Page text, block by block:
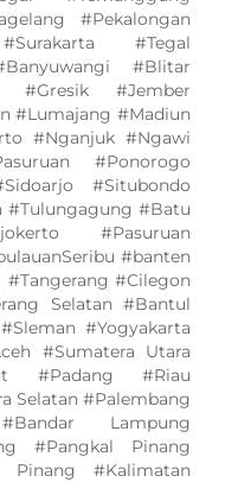
#Pekalongan
#Tegal
#Blitar
#Gresik #Jember
#Lumajang #Madiun
#Nganjuk #Ngawi
#Ponorogo
#Situbondo
#Tulungagung #Batu
#Pasuruan
#banten
#Tangerang #Cilegon
Selatan #Bantul
#Yogyakarta
#Sumatera Utara
#Padang #Riau
Selatan #Palembang
Lampung
#Pangkal Pinang
Pinang #Kalimatan